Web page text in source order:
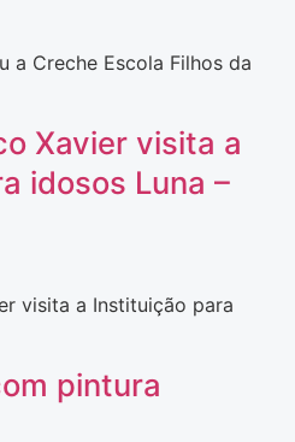
a Creche Escola Filhos da
Xavier visita a
idosos Luna –
visita a Instituição para
pintura